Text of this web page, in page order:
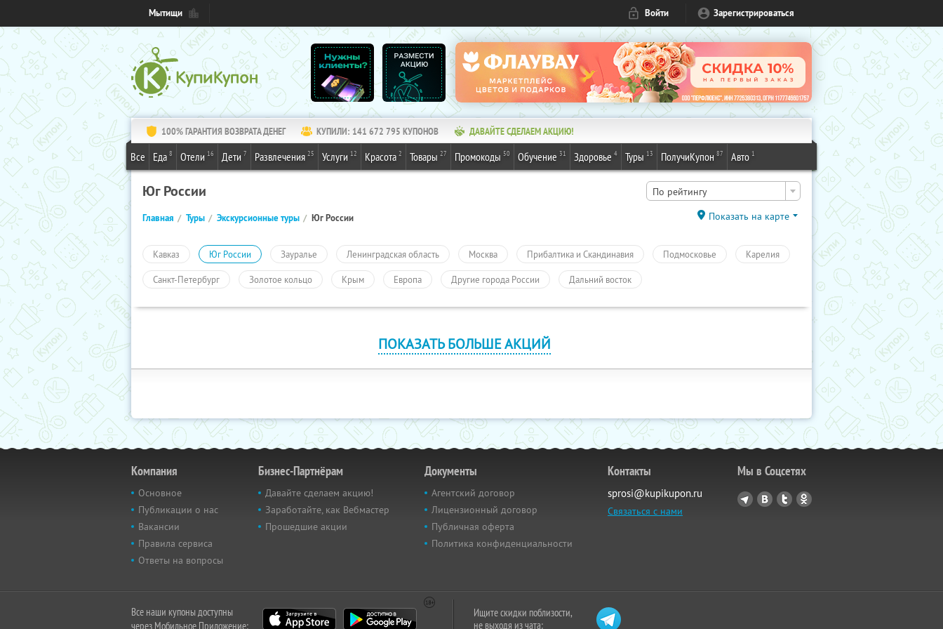
Мытищи Войти Зарегистрироваться
100% ГАРАНТИЯ ВОЗВРАТА ДЕНЕГ КУПИЛИ: 141 672 795 КУПОНОВ ДАВАЙТЕ СДЕЛАЕМ АКЦИЮ!
Все Еда 8 Отели 16 Дети 7 Развлечения 25 Услуги 12 Красота 2 Товары 27 Промокоды 50 Обучение 31 Здоровье 4 Туры 13 ПолучиКупон 87 Авто 1
Юг России По рейтингу
Главная Туры Экскурсионные туры Юг России Показать на карте
Кавказ Юг России Зауралье Ленинградская область Москва Прибалтика и Скандинавия Подмосковье Карелия
Санкт-Петербург Золотое кольцо Крым Европа Другие города России Дальний восток
ПОКАЗАТЬ БОЛЬШЕ АКЦИЙ
Компания
Основное
Публикации о нас
Вакансии
Правила сервиса
Ответы на вопросы
Бизнес-Партнёрам
Давайте сделаем акцию!
Заработайте, как Вебмастер
Прошедшие акции
Документы
Агентский договор
Лицензионный договор
Публичная оферта
Политика конфиденциальности
Контакты
sprosi@kupikupon.ru
Связаться с нами
Мы в Соцсетях
Все наши купоны доступны
через Мобильное Приложение:
Ищите скидки поблизости,
не выходя из чата: